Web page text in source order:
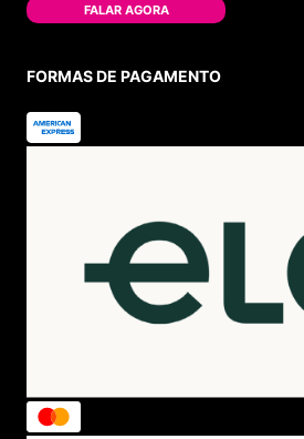
FALAR AGORA
FORMAS DE PAGAMENTO